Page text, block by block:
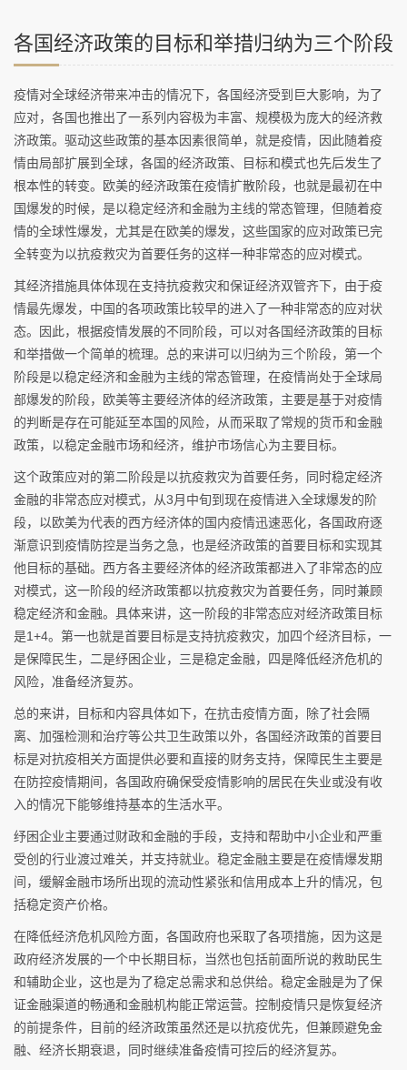
各国经济政策的目标和举措归纳为三个阶段
疫情对全球经济带来冲击的情况下，各国经济受到巨大影响，为了
应对，各国也推出了一系列内容极为丰富、规模极为庞大的经济救
济政策。驱动这些政策的基本因素很简单，就是疫情，因此随着疫
情由局部扩展到全球，各国的经济政策、目标和模式也先后发生了
根本性的转变。欧美的经济政策在疫情扩散阶段，也就是最初在中
国爆发的时候，是以稳定经济和金融为主线的常态管理，但随着疫
情的全球性爆发，尤其是在欧美的爆发，这些国家的应对政策已完
全转变为以抗疫救灾为首要任务的这样一种非常态的应对模式。
其经济措施具体体现在支持抗疫救灾和保证经济双管齐下，由于疫
情最先爆发，中国的各项政策比较早的进入了一种非常态的应对状
态。因此，根据疫情发展的不同阶段，可以对各国经济政策的目标
和举措做一个简单的梳理。总的来讲可以归纳为三个阶段，第一个
阶段是以稳定经济和金融为主线的常态管理，在疫情尚处于全球局
部爆发的阶段，欧美等主要经济体的经济政策，主要是基于对疫情
的判断是存在可能延至本国的风险，从而采取了常规的货币和金融
政策，以稳定金融市场和经济，维护市场信心为主要目标。
这个政策应对的第二阶段是以抗疫救灾为首要任务，同时稳定经济
金融的非常态应对模式，从3月中旬到现在疫情进入全球爆发的阶
段，以欧美为代表的西方经济体的国内疫情迅速恶化，各国政府逐
渐意识到疫情防控是当务之急，也是经济政策的首要目标和实现其
他目标的基础。西方各主要经济体的经济政策都进入了非常态的应
对模式，这一阶段的经济政策都以抗疫救灾为首要任务，同时兼顾
稳定经济和金融。具体来讲，这一阶段的非常态应对经济政策目标
是1+4。第一也就是首要目标是支持抗疫救灾，加四个经济目标，一
是保障民生，二是纾困企业，三是稳定金融，四是降低经济危机的
风险，准备经济复苏。
总的来讲，目标和内容具体如下，在抗击疫情方面，除了社会隔
离、加强检测和治疗等公共卫生政策以外，各国经济政策的首要目
标是对抗疫相关方面提供必要和直接的财务支持，保障民生主要是
在防控疫情期间，各国政府确保受疫情影响的居民在失业或没有收
入的情况下能够维持基本的生活水平。
纾困企业主要通过财政和金融的手段，支持和帮助中小企业和严重
受创的行业渡过难关，并支持就业。稳定金融主要是在疫情爆发期
间，缓解金融市场所出现的流动性紧张和信用成本上升的情况，包
括稳定资产价格。
在降低经济危机风险方面，各国政府也采取了各项措施，因为这是
政府经济发展的一个中长期目标，当然也包括前面所说的救助民生
和辅助企业，这也是为了稳定总需求和总供给。稳定金融是为了保
证金融渠道的畅通和金融机构能正常运营。控制疫情只是恢复经济
的前提条件，目前的经济政策虽然还是以抗疫优先，但兼顾避免金
融、经济长期衰退，同时继续准备疫情可控后的经济复苏。